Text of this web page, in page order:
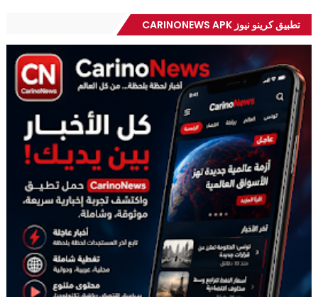
تطبيق كرينو نيوز CARINONEWS APK